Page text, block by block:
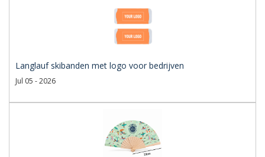
Langlauf skibanden met logo voor bedrijven
Jul 05 - 2026